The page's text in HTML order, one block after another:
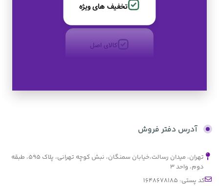
تخفیف های ویژه
کالای اصل
آدرس دفتر فروش
تهران، میدان رسالت،خیابان سمنگان، نبش کوچه تهرانی، پلاک ۵۹۵، طبقه
دوم، واحد ۳
کد پستی: 1648678185